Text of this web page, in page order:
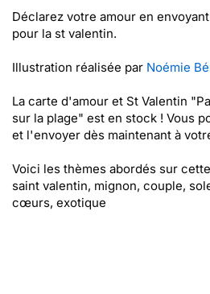
Déclarez votre amour en
pour la st valentin.
Illustration réalisée par Noémie
La carte d'amour et St Valentin
sur la plage" est en stock ! Vous
et l'envoyer dès maintenant à
Voici les thèmes abordés sur
saint valentin, mignon, couple,
cœurs, exotique